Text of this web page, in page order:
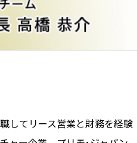
してリース営業と財務を経験